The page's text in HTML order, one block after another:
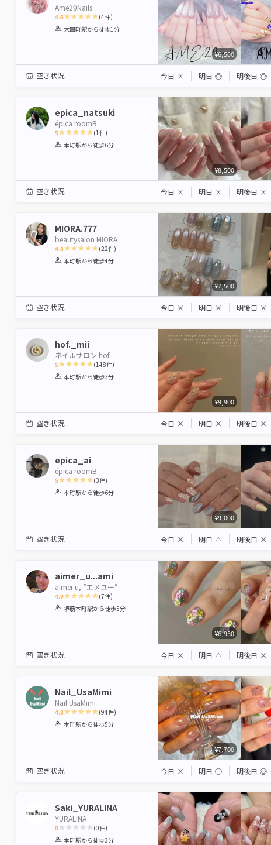
Ame29Nails
4.6
1 2 3 4 5
(4件)
大国町駅から徒歩1分
¥6,500
空き状況 今日 × 明日 ◎ 明後日 ◎
epica_natsuki
épica roomB
5
1 2 3 4 5
(1 件)
本町駅から徒歩6分
¥8,500
空き状況 今日 × 明日 × 明後日 ×
MIORA.777
beautysalon MIORA
4.8
1 2 3 4 5
(22件)
本町駅から徒歩4分
¥7,500
空き状況 今日 × 明日 × 明後日 ×
hof._mii
ネイルサロン hof.
5
1 2 3 4 5
(148件)
本町駅から徒歩3分
¥9,900
空き状況 今日 × 明日 × 明後日 ×
epica_ai
épica roomB
5
1 2 3 4 5
(3件)
本町駅から徒歩6分
¥9,000
空き状況 今日 × 明日 △ 明後日 ×
aimer_u...ami
aimer u, ”エメユー”
4.9
1 2 3 4 5
(7件)
堺筋本町駅から徒歩5分
¥6,930
空き状況 今日 × 明日 △ 明後日 ×
Nail_UsaMimi
Nail UsaMimi
4.8
1 2 3 4 5
(94件)
本町駅から徒歩5分
¥7,700
空き状況 今日 × 明日 ◯ 明後日 ◎
Saki_YURALINA
YURALINA
0
1 2 3 4 5
(0件)
本町駅から徒歩3分